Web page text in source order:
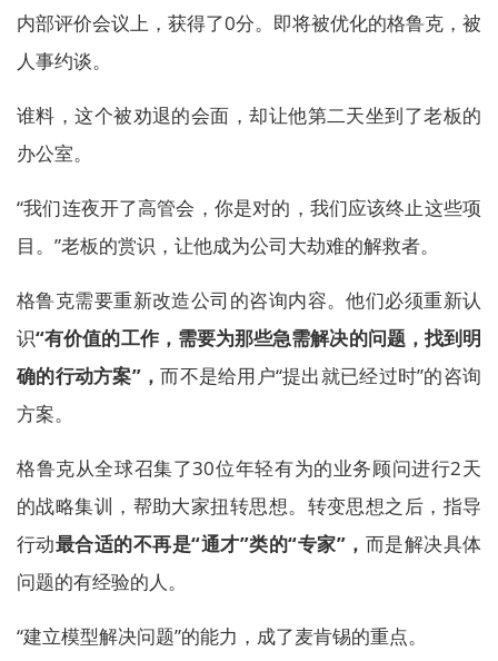
内部评价会议上，获得了0分。即将被优化的格鲁克，被
人事约谈。
谁料，这个被劝退的会面，却让他第二天坐到了老板的
办公室。
“我们连夜开了高管会，你是对的，我们应该终止这些项
目。”老板的赏识，让他成为公司大劫难的解救者。
格鲁克需要重新改造公司的咨询内容。他们必须重新认
识“有价值的工作，需要为那些急需解决的问题，找到明
确的行动方案”，而不是给用户“提出就已经过时”的咨询
方案。
格鲁克从全球召集了30位年轻有为的业务顾问进行2天
的战略集训，帮助大家扭转思想。转变思想之后，指导
行动最合适的不再是“通才”类的“专家”， 而是解决具体
问题的有经验的人。
“建立模型解决问题”的能力，成了麦肯锡的重点。